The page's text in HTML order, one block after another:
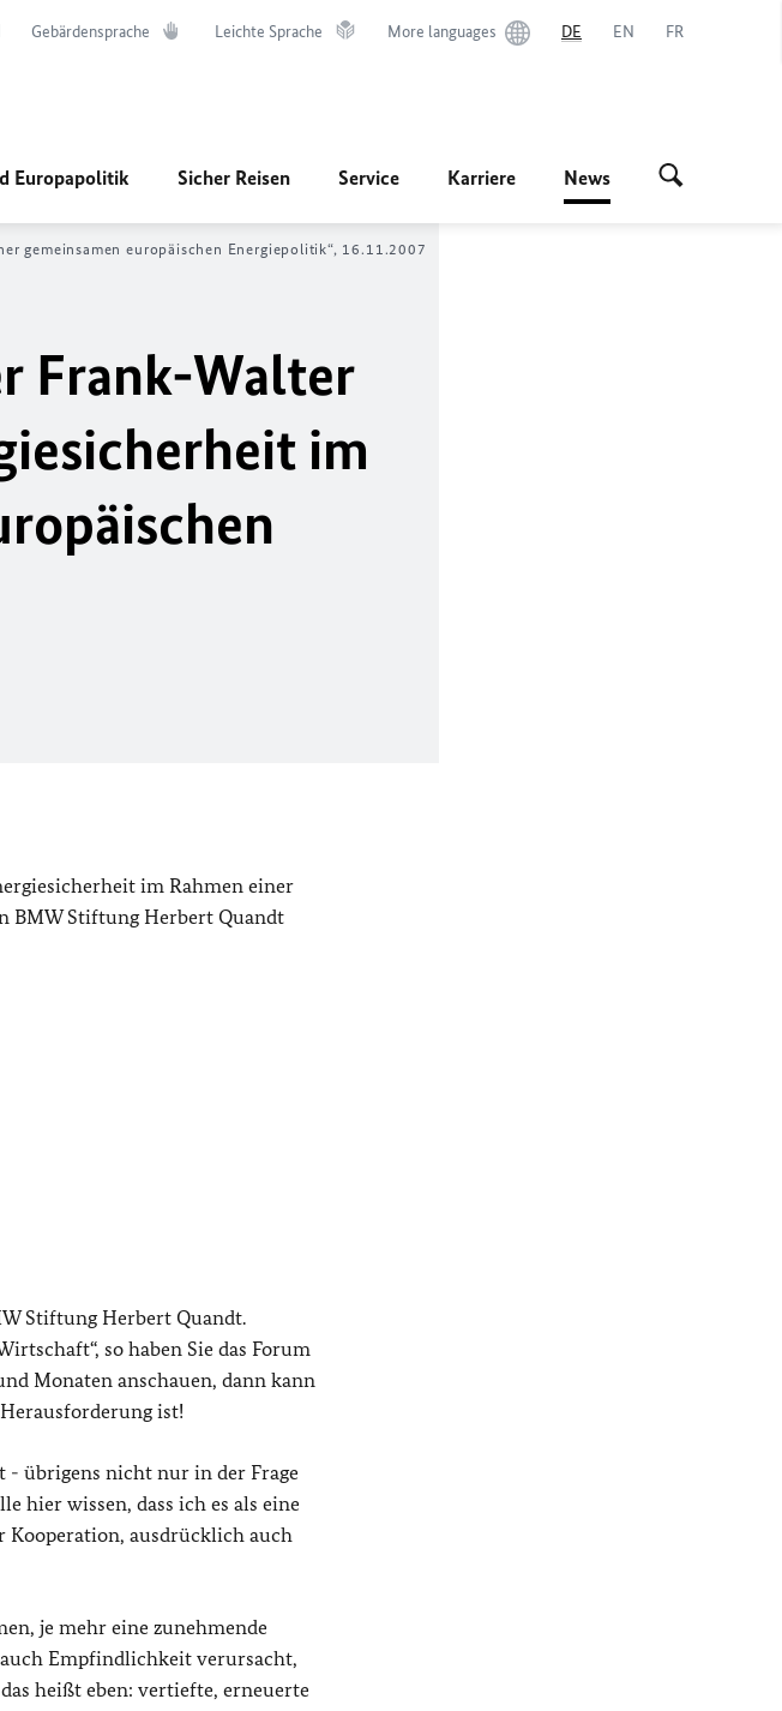
Gebärdensprache Leichte Sprache More languages DE EN FR
Europapolitik Sicher Reisen Service Karriere News
gemeinsamen europäischen Energiepolitik“, 16.11.2007
Frank-Walter
im
im Rahmen einer
BMW Stiftung Herbert Quandt
Stiftung Herbert Quandt.
so haben Sie das Forum
Monaten anschauen, dann kann
ist!
- übrigens nicht nur in der Frage
hier wissen, dass ich es als eine
Kooperation, ausdrücklich auch
je mehr eine zunehmende
Empfindlichkeit verursacht,
heißt eben: vertiefte, erneuerte